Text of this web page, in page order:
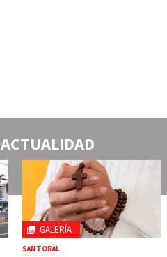
ACTUALIDAD
GALERÍA
SANTORAL